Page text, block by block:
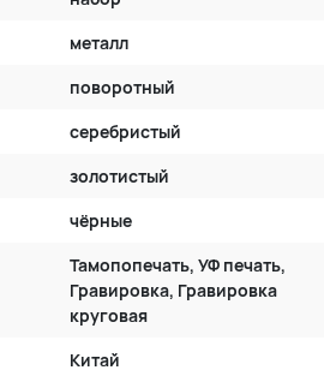
металл
поворотный
серебристый
золотистый
чёрные
Тамопопечать, УФ печать,
Гравировка, Гравировка
круговая
Китай